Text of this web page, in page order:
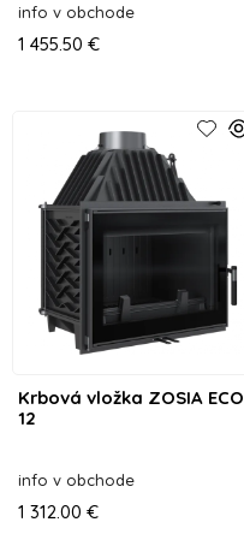
info v obchode
1 455.50 €
Krbová vložka ZOSIA ECO
12
info v obchode
1 312.00 €